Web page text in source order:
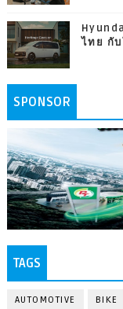
ไทย กั
SPONSOR
TAGS
AUTOMOTIVE BIKE